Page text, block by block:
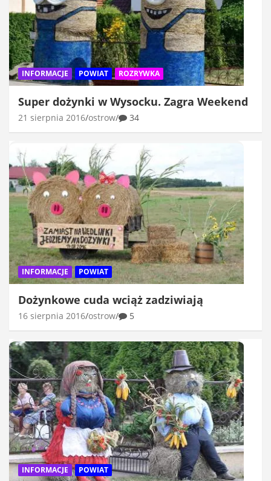
INFORMACJE POWIAT ROZRYWKA
Super dożynki w Wysocku. Zagra Weekend
21 sierpnia 2016 ostrow 34
INFORMACJE POWIAT
Dożynkowe cuda wciąż zadziwiają
16 sierpnia 2016 ostrow 5
INFORMACJE POWIAT